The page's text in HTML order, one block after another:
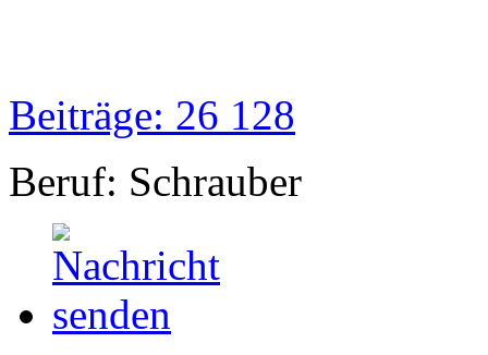
Beiträge: 26 128
Beruf: Schrauber